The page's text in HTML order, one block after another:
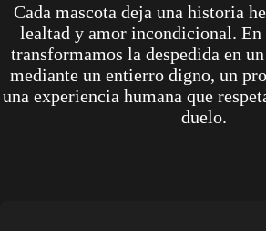
Cada mascota deja una historia
lealtad y amor incondicional. En
transformamos la despedida en un
mediante un entierro digno, un
una experiencia humana que
duelo.